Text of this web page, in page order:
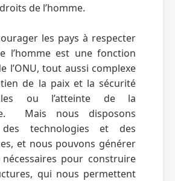
de l’homme.
les pays à respecter
l’homme est une fonction
l’ONU, tout aussi complexe
de la paix et la sécurité
ou l’atteinte de la
Mais nous disposons
des technologies et des
et nous pouvons générer
pour construire
qui nous permettent